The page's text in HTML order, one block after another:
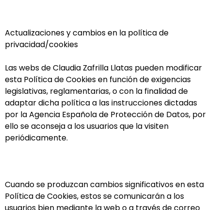
Actualizaciones y cambios en la política de
privacidad/cookies
Las webs de Claudia Zafrilla Llatas pueden modificar
esta Política de Cookies en función de exigencias
legislativas, reglamentarias, o con la finalidad de
adaptar dicha política a las instrucciones dictadas
por la Agencia Española de Protección de Datos, por
ello se aconseja a los usuarios que la visiten
periódicamente.
Cuando se produzcan cambios significativos en esta
Política de Cookies, estos se comunicarán a los